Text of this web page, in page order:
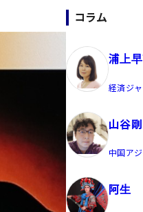
コラム
浦上
経済ジ
山谷
中国ア
阿生